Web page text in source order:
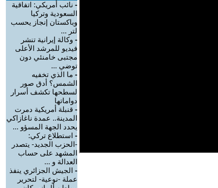
- نائب أمريكي: اتفاقية
السعودية وتركيا
وباكستان إنجاز يحسب
لتر ...
- وكالة إيرانية تنشر
فيديو للمرشد الأعلى
مجتبى خامنئي دون
توضي ...
- ما الذي تخفيه
الشمس؟ أدق صور
لسطحها تكشف أسرار
دواماتها
- قنبلة أمريكية دمرت
المدينة.. عمدة ناغازاكي
يحدد الجهة المسؤو ...
- استطلاع تركي:
-الحزب الجديد- يتصدر
المشهد على حساب
العدالة و ...
- الجيش الجزائري ينفذ
عملة -نوعية- لتحرير